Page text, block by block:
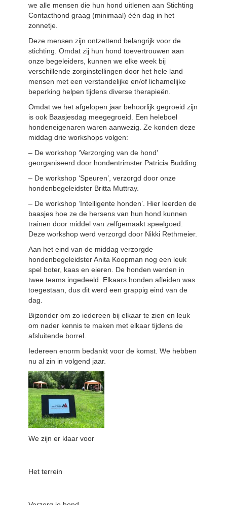
we alle mensen die hun hond uitlenen aan Stichting
Contacthond graag (minimaal) één dag in het
zonnetje.
Deze mensen zijn ontzettend belangrijk voor de
stichting. Omdat zij hun hond toevertrouwen aan
onze begeleiders, kunnen we elke week bij
verschillende zorginstellingen door het hele land
mensen met een verstandelijke en/of lichamelijke
beperking helpen tijdens diverse therapieën.
Omdat we het afgelopen jaar behoorlijk gegroeid zijn
is ook Baasjesdag meegegroeid. Een heleboel
hondeneigenaren waren aanwezig. Ze konden deze
middag drie workshops volgen:
– De workshop ‘Verzorging van de hond’
georganiseerd door hondentrimster Patricia Budding.
– De workshop ‘Speuren’, verzorgd door onze
hondenbegeleidster Britta Muttray.
– De workshop ‘Intelligente honden’. Hier leerden de
baasjes hoe ze de hersens van hun hond kunnen
trainen door middel van zelfgemaakt speelgoed.
Deze workshop werd verzorgd door Nikki Rethmeier.
Aan het eind van de middag verzorgde
hondenbegeleidster Anita Koopman nog een leuk
spel boter, kaas en eieren. De honden werden in
twee teams ingedeeld. Elkaars honden afleiden was
toegestaan, dus dit werd een grappig eind van de
dag.
Bijzonder om zo iedereen bij elkaar te zien en leuk
om nader kennis te maken met elkaar tijdens de
afsluitende borrel.
Iedereen enorm bedankt voor de komst. We hebben
nu al zin in volgend jaar.
We zijn er klaar voor
Het terrein